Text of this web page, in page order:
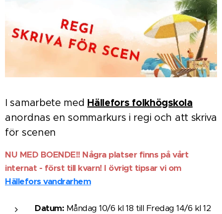
I samarbete med Hällefors folkhögskola
anordnas en sommarkurs i regi och att skriva
för scenen
NU MED BOENDE!! Några platser finns på vårt
internat - först till kvarn! I övrigt tipsar vi om
Hällefors vandrarhem
Datum: Måndag 10/6 kl 18 till Fredag 14/6 kl 12